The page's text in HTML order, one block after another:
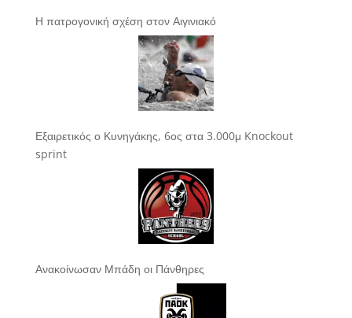
Η πατρογονική σχέση στον Αιγινιακό
Εξαιρετικός ο Κυνηγάκης, 6ος στα 3.000μ Knockout
sprint
Ανακοίνωσαν Μπάδη οι Πάνθηρες